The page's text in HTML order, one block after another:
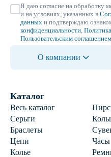
Я даю согласие на обработку
и на условиях, указанных в
данных и подтверждаю
конфиденциальности
Пользовательским соглашением
О компании
Каталог
Весь каталог
Серьги
Браслеты
Цепи
Часы
Колье